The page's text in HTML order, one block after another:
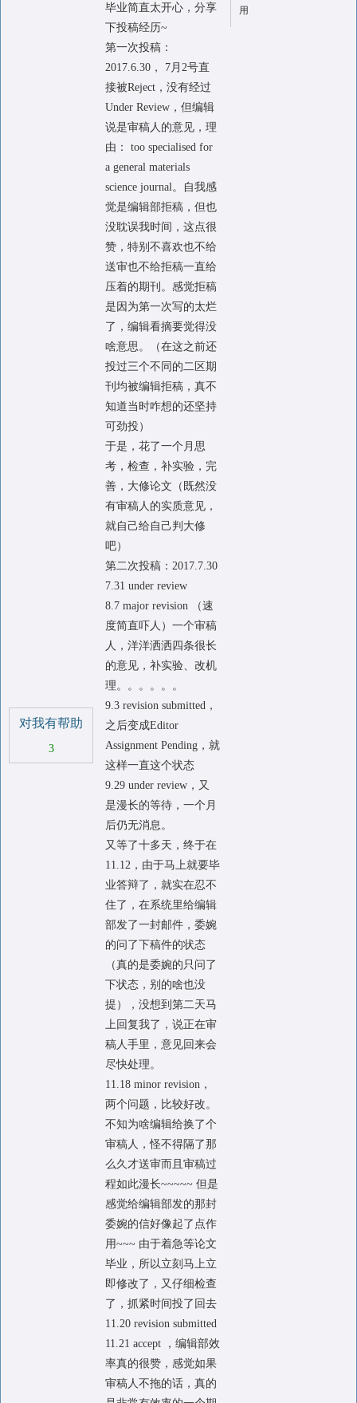
对我有帮助
3
毕业简直太开心，分享
下投稿经历~
第一次投稿：
2017.6.30， 7月2号直
接被Reject，没有经过
Under Review，但编辑
说是审稿人的意见，理
由： too specialised for
a general materials
science journal。自我感
觉是编辑部拒稿，但也
没耽误我时间，这点很
赞，特别不喜欢也不给
送审也不给拒稿一直给
压着的期刊。感觉拒稿
是因为第一次写的太烂
了，编辑看摘要觉得没
啥意思。（在这之前还
投过三个不同的二区期
刊均被编辑拒稿，真不
知道当时咋想的还坚持
可劲投）
于是，花了一个月思
考，检查，补实验，完
善，大修论文（既然没
有审稿人的实质意见，
就自己给自己判大修
吧）
第二次投稿：2017.7.30
7.31 under review
8.7 major revision （速
度简直吓人）一个审稿
人，洋洋洒洒四条很长
的意见，补实验、改机
理。。。。。。
9.3 revision submitted，
之后变成Editor
Assignment Pending，就
这样一直这个状态
9.29 under review，又
是漫长的等待，一个月
后仍无消息。
又等了十多天，终于在
11.12，由于马上就要毕
业答辩了，就实在忍不
住了，在系统里给编辑
部发了一封邮件，委婉
的问了下稿件的状态
（真的是委婉的只问了
下状态，别的啥也没
提），没想到第二天马
上回复我了，说正在审
稿人手里，意见回来会
尽快处理。
11.18 minor revision，
两个问题，比较好改。
不知为啥编辑给换了个
审稿人，怪不得隔了那
么久才送审而且审稿过
程如此漫长~~~~~ 但是
感觉给编辑部发的那封
委婉的信好像起了点作
用~~~ 由于着急等论文
毕业，所以立刻马上立
即修改了，又仔细检查
了，抓紧时间投了回去
11.20 revision submitted
11.21 accept ，编辑部效
率真的很赞，感觉如果
审稿人不拖的话，真的
用